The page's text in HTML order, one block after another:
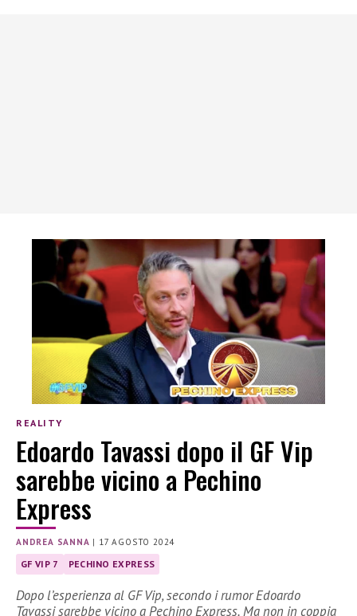
REALITY
Edoardo Tavassi dopo il GF Vip
sarebbe vicino a Pechino
Express
ANDREA SANNA | 17 AGOSTO 2024
GF VIP 7 PECHINO EXPRESS
Dopo l’esperienza al GF Vip, secondo i rumor Edoardo
Tavassi sarebbe vicino a Pechino Express. Ma non in coppia